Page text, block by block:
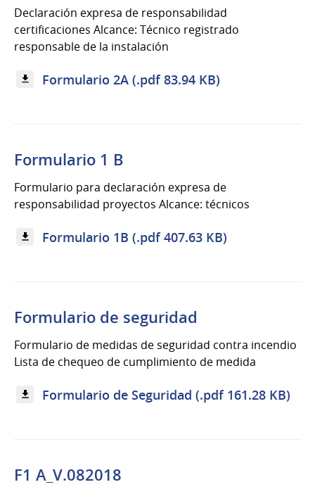
Declaración expresa de responsabilidad
certificaciones Alcance: Técnico registrado
responsable de la instalación
Formulario 2A (.pdf 83.94 KB)
Formulario 1 B
Formulario para declaración expresa de
responsabilidad proyectos Alcance: técnicos
Formulario 1B (.pdf 407.63 KB)
Formulario de seguridad
Formulario de medidas de seguridad contra incendio
Lista de chequeo de cumplimiento de medida
Formulario de Seguridad (.pdf 161.28 KB)
F1 A_V.082018